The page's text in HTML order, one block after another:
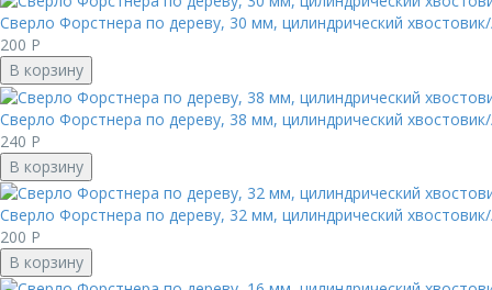
Сверло Форстнера по дереву, 30 мм, цилиндрический
200 Р
В корзину
Сверло Форстнера по дереву, 38 мм, цилиндрический
240 Р
В корзину
Сверло Форстнера по дереву, 32 мм, цилиндрический
200 Р
В корзину